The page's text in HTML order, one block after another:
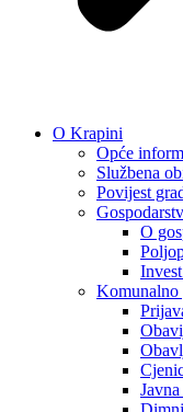
O Krapini
Opće
Službena
Povijest
O
Komunalno